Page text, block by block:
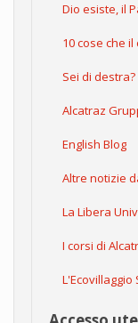
Dio esiste, il
10 cose che
Sei di
Alcatraz
English Blog
Altre notizie
La Libera
I corsi di
L'Ecovillaggio